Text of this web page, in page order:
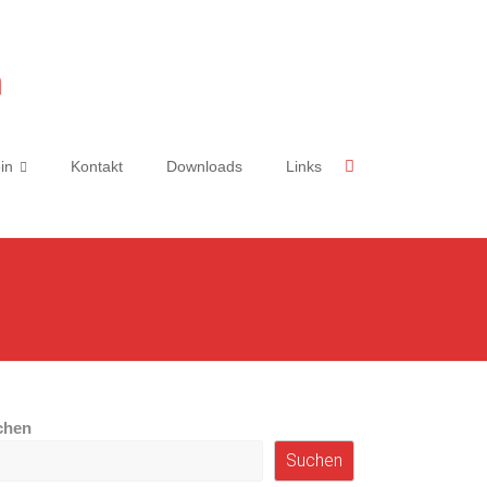
Kontakt Downloads Links
Suchen